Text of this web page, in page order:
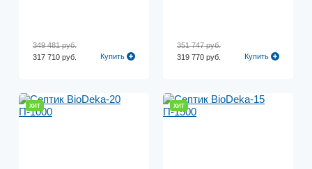
317 710 руб.
349 481 руб.
Купить
319 770 руб.
351 747 руб.
Купить
ХИТ ХИТ